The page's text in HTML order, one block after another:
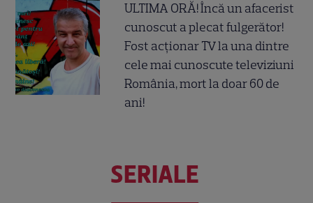
ULTIMA ORĂ! Încă un afacerist
cunoscut a plecat fulgerător!
Fost acționar TV la una dintre
cele mai cunoscute televiziuni
România, mort la doar 60 de
ani!
SERIALE